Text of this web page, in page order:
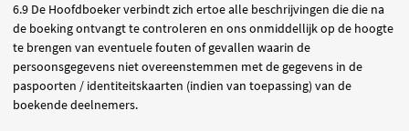
6.9 De Hoofdboeker verbindt zich ertoe alle beschrijvingen die die na
de boeking ontvangt te controleren en ons onmiddellijk op de hoogte
te brengen van eventuele fouten of gevallen waarin de
persoonsgegevens niet overeenstemmen met de gegevens in de
paspoorten / identiteitskaarten (indien van toepassing) van de
boekende deelnemers.